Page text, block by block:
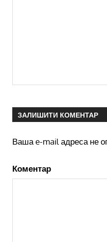
ЗАЛИШИТИ КОМЕНТАР
Ваша e-mail адреса не
Коментар